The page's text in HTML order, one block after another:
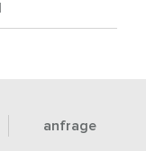
anfrage